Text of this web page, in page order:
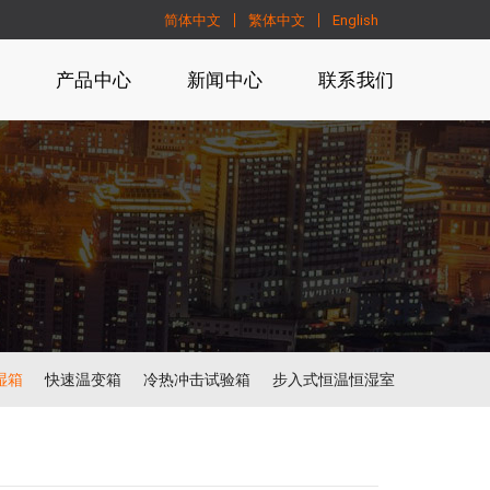
简体中文 繁体中文 English
产品中心 新闻中心 联系我们
箱 快速温变箱 冷热冲击试验箱 步入式恒温恒湿室